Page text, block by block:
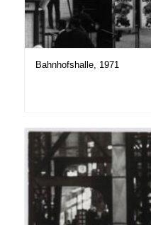
Bahnhofshalle, 1971